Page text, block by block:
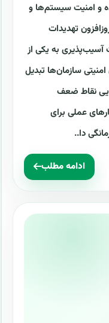
و امنیت سیستم‌ها و
تهدیدات
آسیب‌پذیری به یکی از
سازمان‌ها تبدیل
نقاط ضعف
عملی برای
دا..
ادامه مطلب